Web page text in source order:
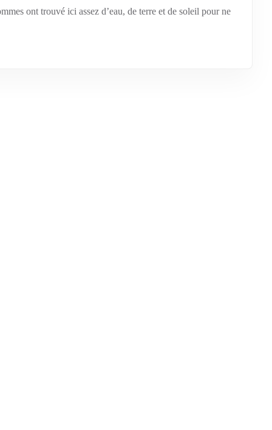
ont trouvé ici assez d’eau, de terre et de soleil pour ne